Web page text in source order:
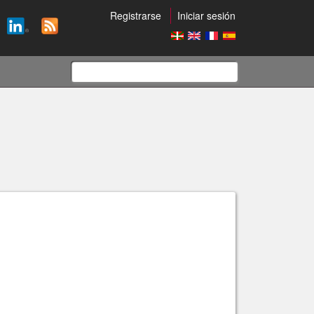
Registrarse Iniciar sesión
búsqueda